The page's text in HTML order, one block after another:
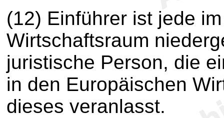
(12) Einführer ist jede
Wirtschaftsraum
juristische Person, die
in den Europäischen
dieses veranlasst.